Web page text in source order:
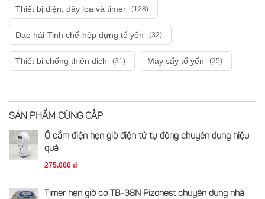
Thiết bị điện, dây loa và timer (128)
Dao hái-Tinh chế-hộp đựng tổ yến (32)
Thiết bị chống thiên địch (31) Máy sấy tổ yến (25)
SẢN PHẨM CÙNG CẤP
Ổ cắm điện hẹn giờ điện tử tự động chuyên dụng hiệu
quả
275.000 đ
Timer hẹn giờ cơ TB-38N Pizonest chuyên dụng nhà